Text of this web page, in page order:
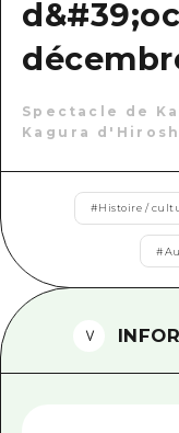
Spectacle de
Kagura
#Histoire /
#